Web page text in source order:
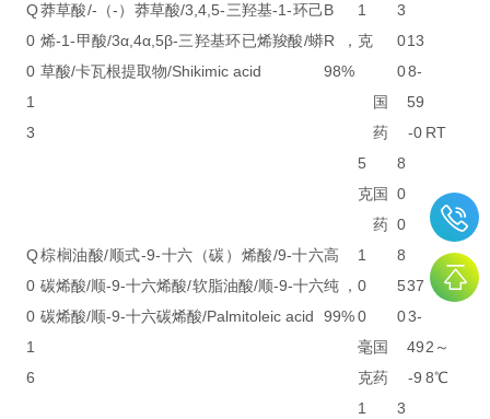
Q
0
0
1
3
莽草酸/-（-）莽草酸/3,4,5-三羟基-1-环己
烯-1-甲酸/3α,4α,5β-三羟基环已烯羧酸/蟒
草酸/卡瓦根提取物/Shikimic acid
B
R，
98%
1
克
国
药
3
0
0
13
8-
59
-0 RT
5
克国
药
8
0
0
Q
0
0
1
6
棕榈油酸/顺式-9-十六（碳）烯酸/9-十六
碳烯酸/顺-9-十六烯酸/软脂油酸/顺-9-十六
碳烯酸/顺-9-十六碳烯酸/Palmitoleic acid
高
纯，
99%
1
0
0
毫
克
国
药
8
5
0
37
3-
49
-9
2～
8℃
1
3